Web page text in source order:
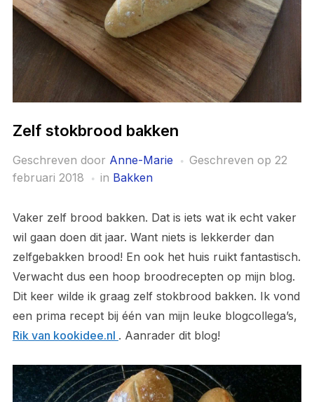
Zelf stokbrood bakken
Geschreven door Anne-Marie Geschreven op 22
februari 2018
in Bakken
Vaker zelf brood bakken. Dat is iets wat ik echt vaker
wil gaan doen dit jaar. Want niets is lekkerder dan
zelfgebakken brood! En ook het huis ruikt fantastisch.
Verwacht dus een hoop broodrecepten op mijn blog.
Dit keer wilde ik graag zelf stokbrood bakken. Ik vond
een prima recept bij één van mijn leuke blogcollega’s,
Rik van kookidee.nl . Aanrader dit blog!